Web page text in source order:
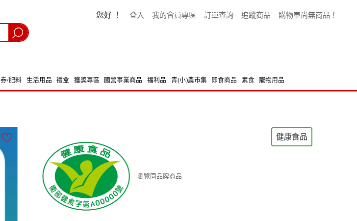
您好 ！ 登入 我的會員專區 訂單查詢 追蹤商品 購物車尚無商品！
/肥料 生活用品 禮盒 獲獎專區 國營事業商品 福利品 青(小)農市集 即食商品 素食 寵物用品
瀏覽同品牌商品
健康食品